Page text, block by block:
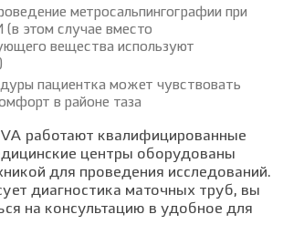
метросальпингографии при
этом случае вместо
вещества используют
пациентка может чувствовать
в районе таза
работают квалифицированные
центры оборудованы
для проведения исследований.
диагностика маточных труб, вы
на консультацию в удобное для